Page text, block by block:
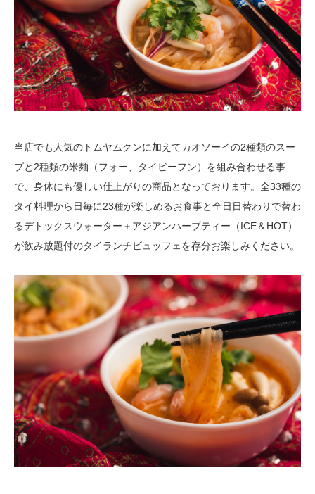
当店でも人気のトムヤムクンに加えてカオソーイの2種類のスー
プと2種類の米麺（フォー、タイビーフン）を組み合わせる事
で、身体にも優しい仕上がりの商品となっております。全33種の
タイ料理から日毎に23種が楽しめるお食事と全日日替わりで替わ
るデトックスウォーター＋アジアンハーブティー（ICE＆HOT）
が飲み放題付のタイランチビュッフェを存分お楽しみください。